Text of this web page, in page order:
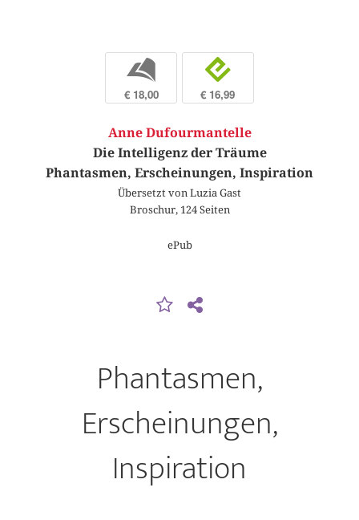
b
€ 18,00
e
€ 16,99
Anne Dufourmantelle
Die Intelligenz der Träume
Phantasmen, Erscheinungen, Inspiration
Übersetzt von Luzia Gast
Broschur, 124 Seiten
ePub
Phantasmen,
Erscheinungen,
Inspiration